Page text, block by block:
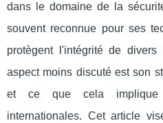
dans le domaine de la
souvent reconnue pour ses
protègent l'intégrité de divers
aspect moins discuté est son
et ce que cela implique
internationales. Cet article